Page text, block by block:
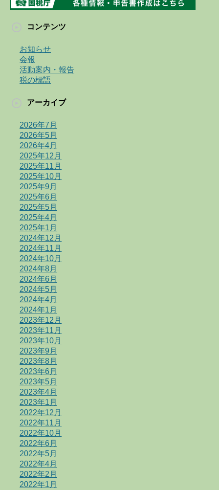
コンテンツ
お知らせ
会報
活動案内・報告
税の標語
アーカイブ
2026年7月
2026年5月
2026年4月
2025年12月
2025年11月
2025年10月
2025年9月
2025年6月
2025年5月
2025年4月
2025年1月
2024年12月
2024年11月
2024年10月
2024年8月
2024年6月
2024年5月
2024年4月
2024年1月
2023年12月
2023年11月
2023年10月
2023年9月
2023年8月
2023年6月
2023年5月
2023年4月
2023年1月
2022年12月
2022年11月
2022年10月
2022年6月
2022年5月
2022年4月
2022年2月
2022年1月